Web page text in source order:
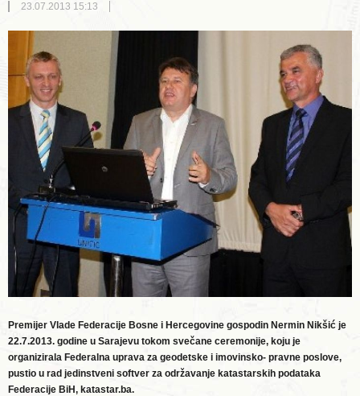
23.07.2013 15:13
Premijer Vlade Federacije Bosne i Hercegovine gospodin Nermin Nikšić je
22.7.2013. godine u Sarajevu tokom svečane ceremonije, koju je
organizirala Federalna uprava za geodetske i imovinsko- pravne poslove,
pustio u rad jedinstveni softver za održavanje katastarskih podataka
Federacije BiH, katastar.ba.